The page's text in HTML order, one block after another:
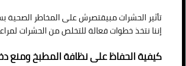
تأثير الحشرات مبيقتصرش على المخاطر
إننا نتخذ خطوات فعالة للتخلص من الحشرات
كيفية الحفاظ على نظافة المطبخ ومنع